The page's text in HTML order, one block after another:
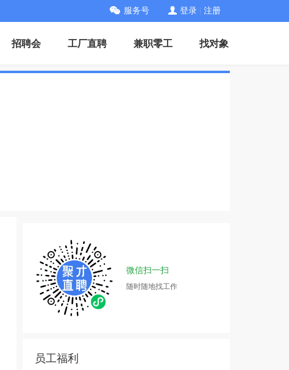
服务号 登录 注册
招聘会 工厂直聘 兼职零工 找对象
微信扫一扫
随时随地找工作
员工福利